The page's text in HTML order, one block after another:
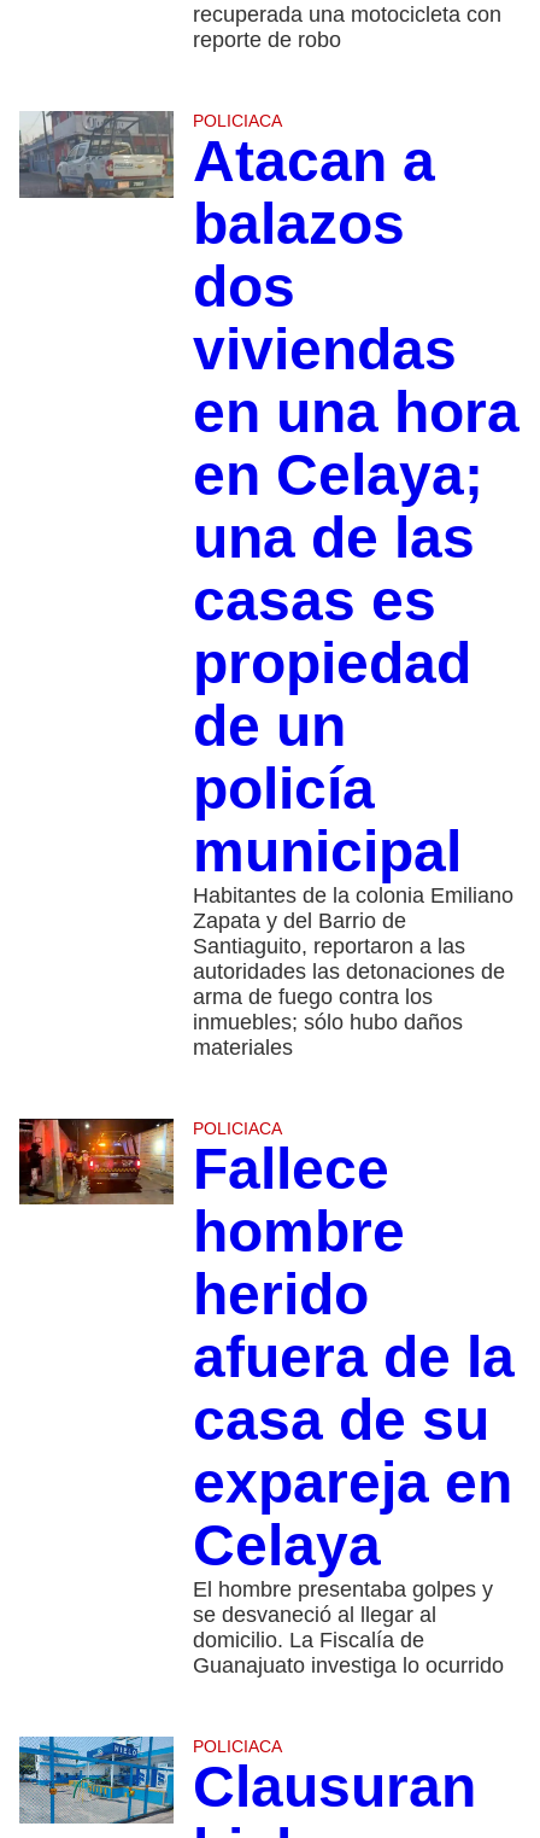
recuperada una motocicleta con
reporte de robo
POLICIACA
Atacan a
balazos
dos
viviendas
en una hora
en Celaya;
una de las
casas es
propiedad
de un
policía
municipal
Habitantes de la colonia Emiliano
Zapata y del Barrio de
Santiaguito, reportaron a las
autoridades las detonaciones de
arma de fuego contra los
inmuebles; sólo hubo daños
materiales
POLICIACA
Fallece
hombre
herido
afuera de la
casa de su
expareja en
Celaya
El hombre presentaba golpes y
se desvaneció al llegar al
domicilio. La Fiscalía de
Guanajuato investiga lo ocurrido
POLICIACA
Clausuran